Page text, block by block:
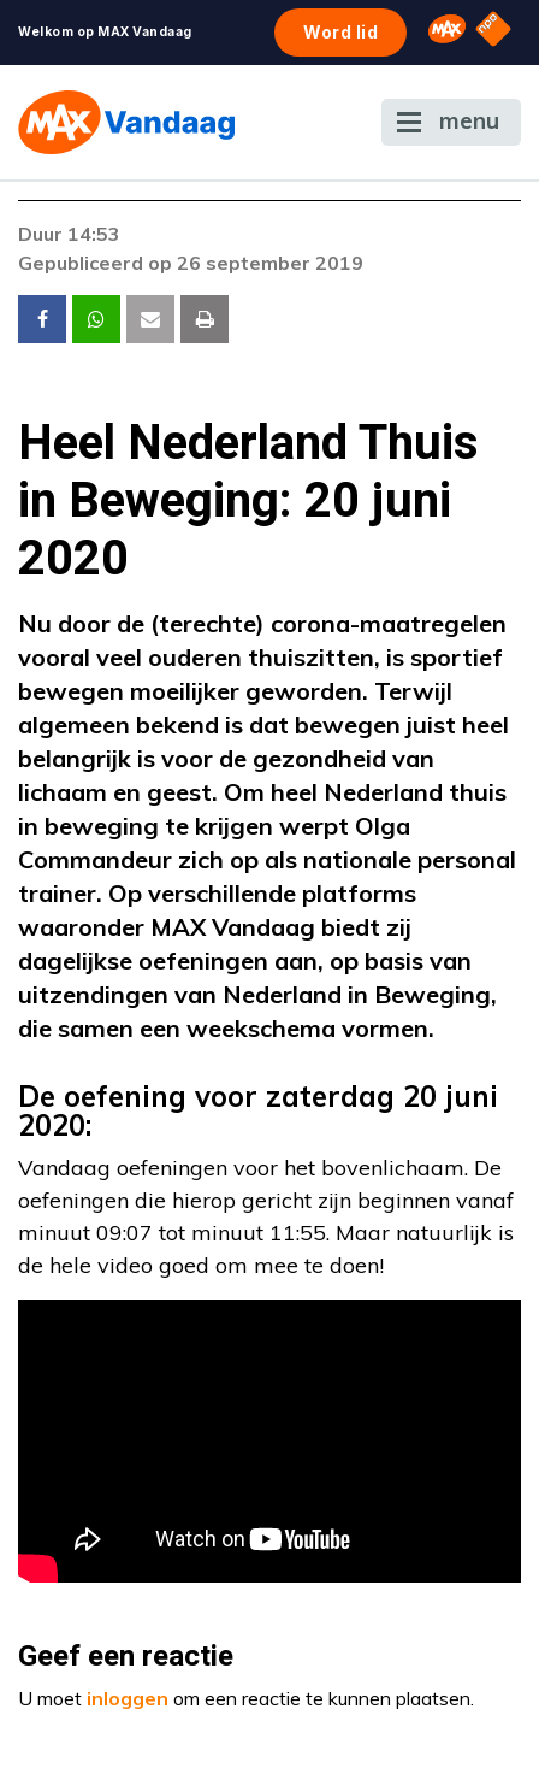
Welkom op MAX Vandaag Word lid Omroep
NPO
menu
Duur 14:53
Gepubliceerd op 26 september 2019
Heel Nederland Thuis
in Beweging: 20 juni
2020
Nu door de (terechte) corona-maatregelen
vooral veel ouderen thuiszitten, is sportief
bewegen moeilijker geworden. Terwijl
algemeen bekend is dat bewegen juist heel
belangrijk is voor de gezondheid van
lichaam en geest. Om heel Nederland thuis
in beweging te krijgen werpt Olga
Commandeur zich op als nationale personal
trainer. Op verschillende platforms
waaronder MAX Vandaag biedt zij
dagelijkse oefeningen aan, op basis van
uitzendingen van Nederland in Beweging,
die samen een weekschema vormen.
De oefening voor zaterdag 20 juni
2020:
Vandaag oefeningen voor het bovenlichaam. De
oefeningen die hierop gericht zijn beginnen vanaf
minuut 09:07 tot minuut 11:55. Maar natuurlijk is
de hele video goed om mee te doen!
Geef een reactie
U moet inloggen om een reactie te kunnen plaatsen.